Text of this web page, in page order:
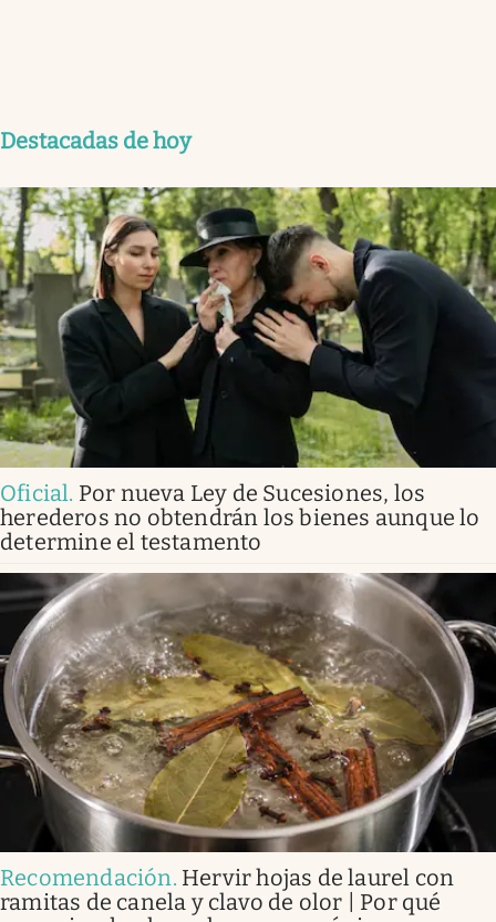
Destacadas de hoy
Oficial. Por nueva Ley de Sucesiones, los
herederos no obtendrán los bienes aunque lo
determine el testamento
Recomendación. Hervir hojas de laurel con
ramitas de canela y clavo de olor | Por qué